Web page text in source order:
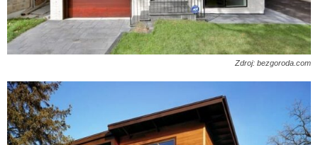
Zdroj: bezgoroda.com